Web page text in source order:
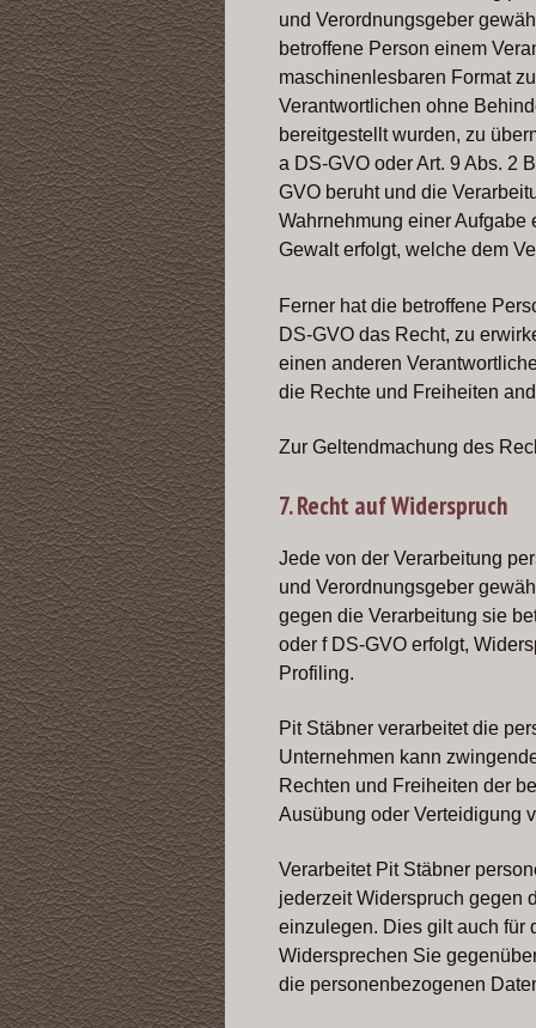
und Verordnungsgeber
betroffene Person einem
maschinenlesbaren Format
Verantwortlichen ohne
bereitgestellt wurden, zu
a DS-GVO oder Art. 9 Abs. 2
GVO beruht und die
Wahrnehmung einer Aufgabe
Gewalt erfolgt, welche dem
Ferner hat die betroffene
DS-GVO das Recht, zu
einen anderen
die Rechte und Freiheiten
Zur Geltendmachung des
7. Recht auf Widerspruch
Jede von der Verarbeitung
und Verordnungsgeber
gegen die Verarbeitung sie
oder f DS-GVO erfolgt,
Profiling.
Pit Stäbner verarbeitet die
Unternehmen kann
Rechten und Freiheiten der
Ausübung oder Verteidigung
Verarbeitet Pit Stäbner
jederzeit Widerspruch gegen
einzulegen. Dies gilt auch für
Widersprechen Sie
die personenbezogenen